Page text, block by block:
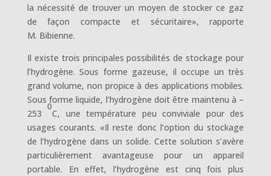
la nécessité de trouver un moyen de stocker ce gaz
de façon compacte et sécuritaire», rapporte
M. Bibienne.
Il existe trois principales possibilités de stockage pour
l’hydrogène. Sous forme gazeuse, il occupe un très
grand volume, non propice à des applications mobiles.
Sous forme liquide, l’hydrogène doit être maintenu à –
253
0
C, une température peu conviviale pour des
usages courants. «Il reste donc l’option du stockage
de l’hydrogène dans un solide. Cette solution s’avère
particulièrement avantageuse pour un appareil
portable. En effet, l’hydrogène est cinq fois plus